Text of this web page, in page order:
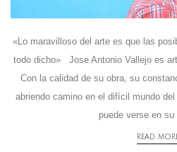
«Lo maravilloso del arte es que las
todo dicho» Jose Antonio Vallejo es
Con la calidad de su obra, su
abriendo camino en el difícil mundo
puede verse en
READ